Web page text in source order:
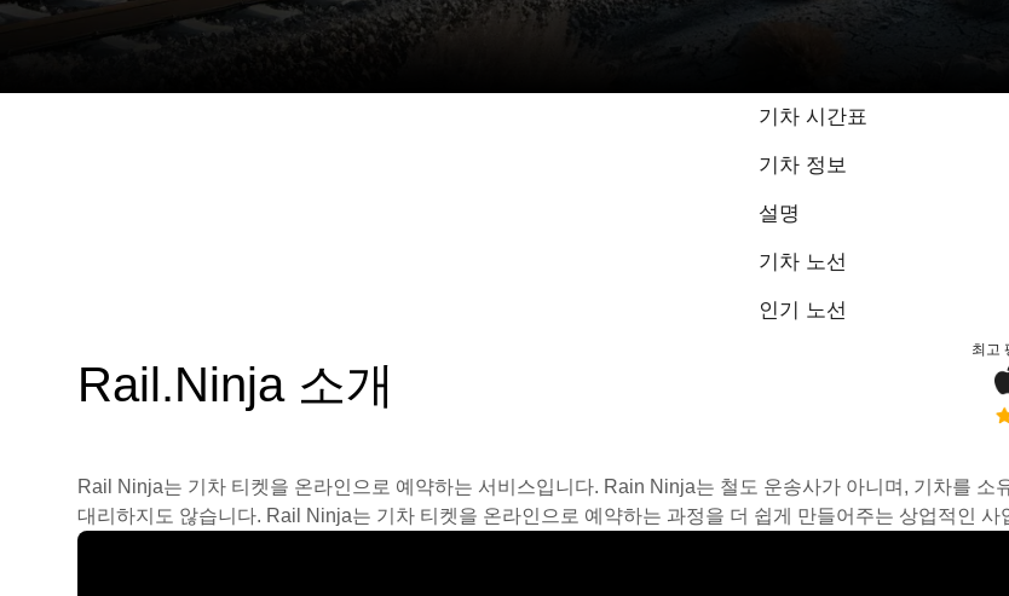
기차 시간표
기차 정보
설명
기차 노선
인기 노선
Rail.Ninja 소개
최고
Rail Ninja는 기차 티켓을 온라인으로 예약하는 서비스입니다. Rain Ninja는 철도 운송사가 아니며, 기차를
대리하지도 않습니다. Rail Ninja는 기차 티켓을 온라인으로 예약하는 과정을 더 쉽게 만들어주는 상업적인 사